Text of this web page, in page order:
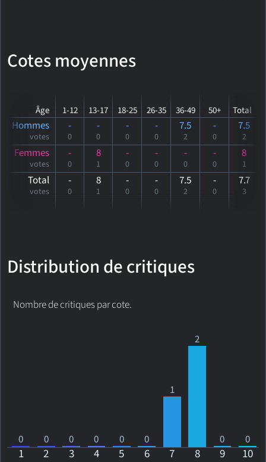
Cotes moyennes
Âge 1-12 13-17 18-25 26-35 36-49 50+ Total
Hommes
votes
-
0
-
0
-
0
-
0
7.5
2
-
0
7.5
2
Femmes
votes
-
0
8
1
-
0
-
0
-
0
-
0
8
1
Total
votes
-
0
8
1
-
0
-
0
7.5
2
-
0
7.7
3
Distribution de critiques
Nombre de critiques par cote.
0 0 0 0 0 0
1
2
0 0
1 2 3 4 5 6 7 8 9 10